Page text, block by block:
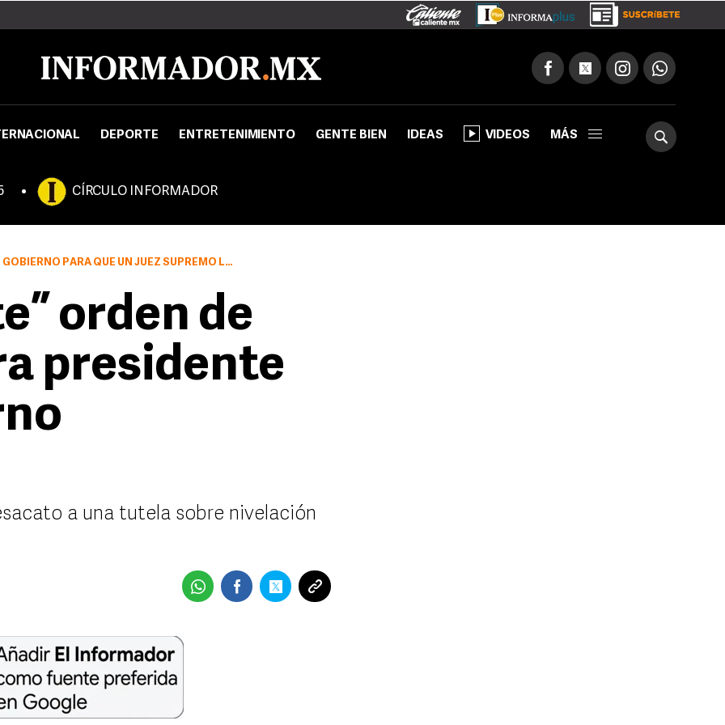
DEPORTE ENTRETENIMIENTO GENTE BIEN IDEAS VIDEOS MÁS
CÍRCULO INFORMADOR
PARA QUE UN JUEZ SUPREMO LA REVOQUE
orden de
presidente
a una tutela sobre nivelación